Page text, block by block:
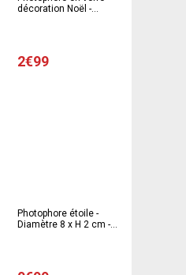
décoration Noël -
2€99
Photophore étoile -
Diamètre 8 x H 2 cm -